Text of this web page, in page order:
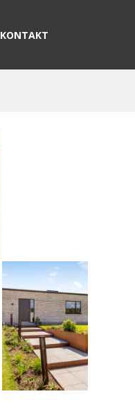
KONTAKT